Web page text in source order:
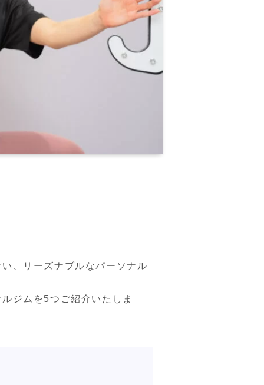
、リーズナブルなパーソナル
ジムを5つご紹介いたしま